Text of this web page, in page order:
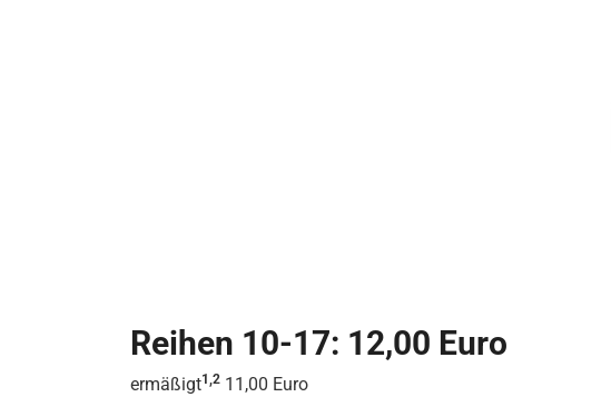
Reihen 10-17: 12,00 Euro
ermäßigt1,2 11,00 Euro